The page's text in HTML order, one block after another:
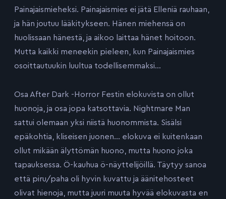
Painajaismieheksi. Painajaismies ei jätä Elleniä rauhaan,
ja hän joutuu lääkitykseen. Hänen miehensä on
huolissaan hänestä, ja aikoo laittaa hänet hoitoon.
Mutta kaikki meneekin pieleen, kun Painajaismies
osoittautuukin luultua todellisemmaksi…
Osa After Dark -Horror Festin elokuvista on ollut
huonoja, ja osa jopa katsottavia. Nightmare Man
sattui olemaan yksi niistä huonommista. Sisälsi
epäkohtia, kliseisen juonen… elokuva ei kuitenkaan
ollut mikään älyttömän huono, mutta huono joka
tapauksessa. Ö-kauhua ö-näyttelijöillä. Täytyy sanoa
että piru/paha oli hyvin kuvattu ja äänitehosteet
olivat hienoja, mutta juuri muuta hyvää elokuvasta en